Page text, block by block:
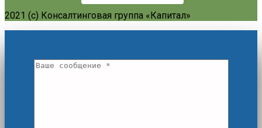
2021 (c) Консалтинговая группа «Капитал»